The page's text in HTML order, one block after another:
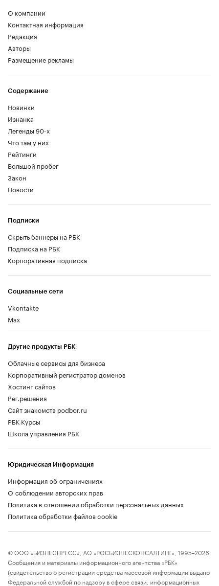
О компании
Контактная информация
Редакция
Авторы
Размещение рекламы
Содержание
Новинки
Изнанка
Легенды 90-х
Что там у них
Рейтинги
Большой пробег
Закон
Новости
Социальные сети
Vkontakte
Max
Другие продукты РБК
Облачные сервисы для бизнеса
Корпоративный регистратор доменов
Хостинг сайтов
Рег.решения
Сайт знакомств podbor.ru
РБК Курсы
Школа управления РБК
Подписки
Скрыть баннеры на РБК
Подписка на РБК
Корпоративная подписка
Юридическая Информация
Информация об ограничениях
О соблюдении авторских прав
Политика в отношении обработки персональных данных
Политика обработки файлов cookie
© ООО «БИЗНЕСПРЕСС», АО «РОСБИЗНЕСКОНСАЛТИНГ», 1995–2026.
Сообщения и материалы информационного агентства «РБК»
(свидетельство о регистрации средства массовой информации выдано
Федеральной службой по надзору в сфере связи, информационных